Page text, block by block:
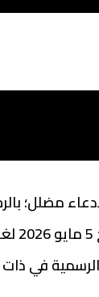
مضلل؛
في ذات